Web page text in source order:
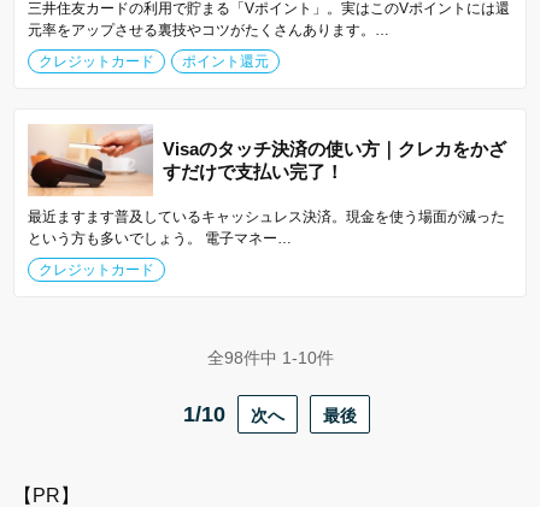
三井住友カードの利用で貯まる「Vポイント」。実はこのVポイントには還
元率をアップさせる裏技やコツがたくさんあります。…
クレジットカード
ポイント還元
Visaのタッチ決済の使い方｜クレカをかざ
すだけで支払い完了！
最近ますます普及しているキャッシュレス決済。現金を使う場面が減った
という方も多いでしょう。 電子マネー…
クレジットカード
全98件中 1-10件
1/10 次へ 最後
【PR】